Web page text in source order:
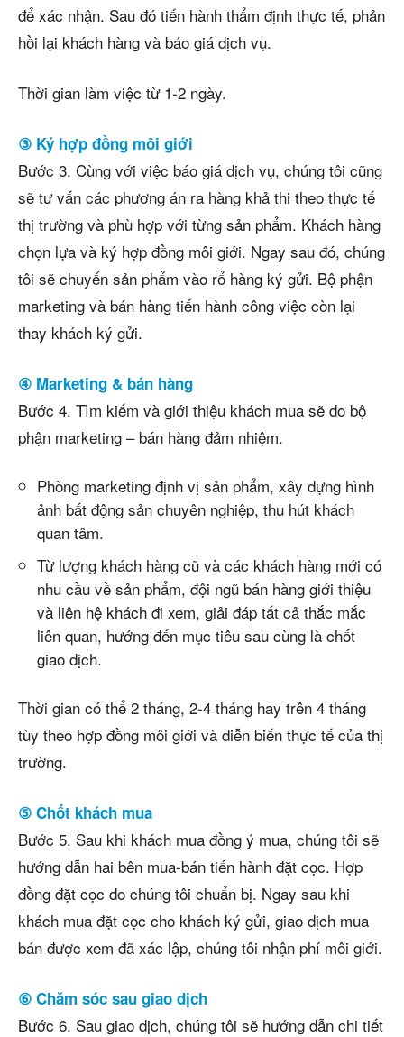
để xác nhận. Sau đó tiến hành thẩm định thực tế, phản
hồi lại khách hàng và báo giá dịch vụ.
Thời gian làm việc từ 1-2 ngày.
③ Ký hợp đồng môi giới
Bước 3. Cùng với việc báo giá dịch vụ, chúng tôi cũng
sẽ tư vấn các phương án ra hàng khả thi theo thực tế
thị trường và phù hợp với từng sản phẩm. Khách hàng
chọn lựa và ký hợp đồng môi giới. Ngay sau đó, chúng
tôi sẽ chuyển sản phẩm vào rổ hàng ký gửi. Bộ phận
marketing và bán hàng tiến hành công việc còn lại
thay khách ký gửi.
④ Marketing & bán hàng
Bước 4. Tìm kiếm và giới thiệu khách mua sẽ do bộ
phận marketing – bán hàng đảm nhiệm.
Phòng marketing định vị sản phẩm, xây dựng hình
ảnh bất động sản chuyên nghiệp, thu hút khách
quan tâm.
Từ lượng khách hàng cũ và các khách hàng mới có
nhu cầu về sản phẩm, đội ngũ bán hàng giới thiệu
và liên hệ khách đi xem, giải đáp tất cả thắc mắc
liên quan, hướng đến mục tiêu sau cùng là chốt
giao dịch.
Thời gian có thể 2 tháng, 2-4 tháng hay trên 4 tháng
tùy theo hợp đồng môi giới và diễn biến thực tế của thị
trường.
⑤ Chốt khách mua
Bước 5. Sau khi khách mua đồng ý mua, chúng tôi sẽ
hướng dẫn hai bên mua-bán tiến hành đặt cọc. Hợp
đồng đặt cọc do chúng tôi chuẩn bị. Ngay sau khi
khách mua đặt cọc cho khách ký gửi, giao dịch mua
bán được xem đã xác lập, chúng tôi nhận phí môi giới.
⑥ Chăm sóc sau giao dịch
Bước 6. Sau giao dịch, chúng tôi sẽ hướng dẫn chi tiết